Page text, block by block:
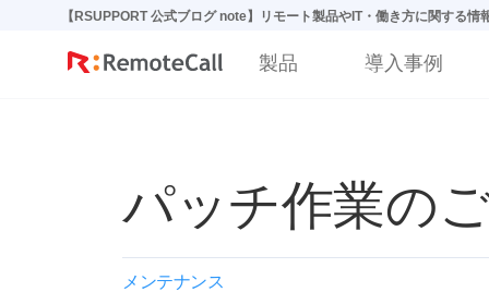
본문 바로가기【RSUPPORT 公式ブログ note】リモート製品やIT・働き方に関する情
製品 導入事例
パッチ作業の
メンテナンス